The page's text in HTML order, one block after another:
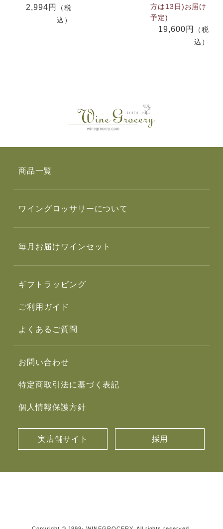
2,994円
（税
込）
方は13日)お届け
予定)
19,600円
（税
込）
商品一覧
ワイングロッサリーについて
毎月お届けワインセット
ギフトラッピング
ご利用ガイド
よくあるご質問
お問い合わせ
特定商取引法に基づく表記
個人情報保護方針
実店舗サイト 採用